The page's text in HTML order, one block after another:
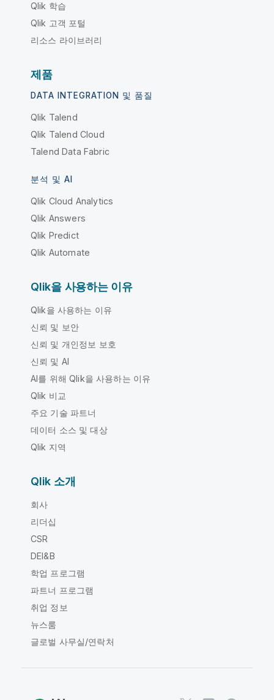
Qlik 학습
Qlik 고객 포털
리소스 라이브러리
제품
DATA INTEGRATION 및 품질
Qlik Talend
Qlik Talend Cloud
Talend Data Fabric
분석 및 AI
Qlik Cloud Analytics
Qlik Answers
Qlik Predict
Qlik Automate
Qlik을 사용하는 이유
Qlik을 사용하는 이유
신뢰 및 보안
신뢰 및 개인정보 보호
신뢰 및 AI
AI를 위해 Qlik을 사용하는 이유
Qlik 비교
주요 기술 파트너
데이터 소스 및 대상
Qlik 지역
Qlik 소개
회사
리더십
CSR
DEI&B
학업 프로그램
파트너 프로그램
취업 정보
뉴스룸
글로벌 사무실/연락처